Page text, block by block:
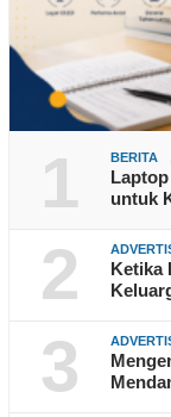
1 BERITA
untuk
2
Ketika
3